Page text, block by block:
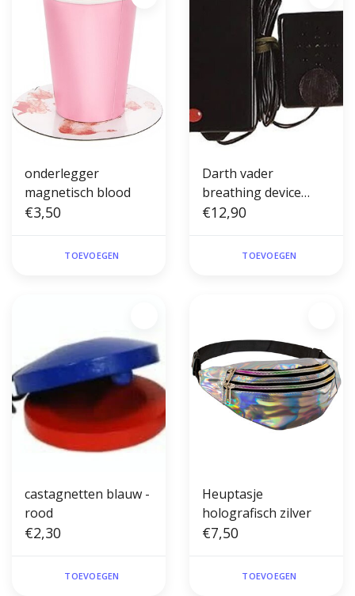
onderlegger
magnetisch blood
€3,50
TOEVOEGEN
Darth vader
breathing device
(soundbox)
€12,90
TOEVOEGEN
castagnetten blauw -
rood
€2,30
TOEVOEGEN
Heuptasje
holografisch zilver
€7,50
TOEVOEGEN